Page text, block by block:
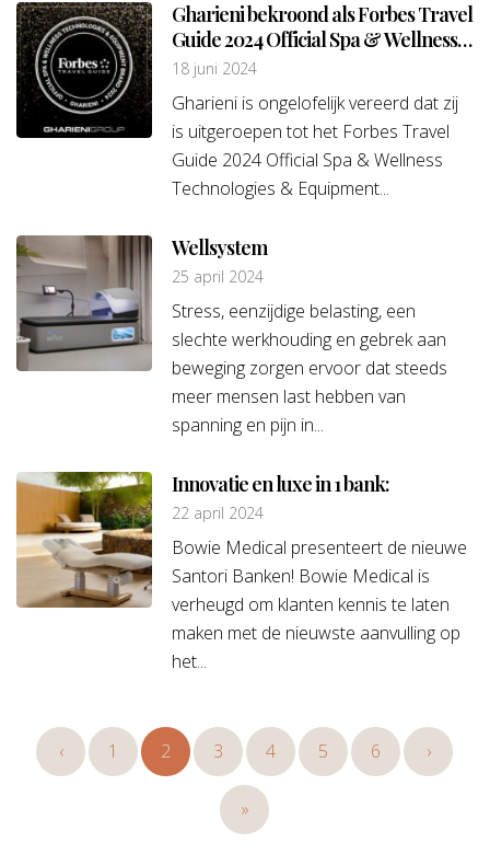
Gharieni bekroond als Forbes Travel
Guide 2024 Official Spa & Wellness
Technologies & Equipment Brand!
18 juni 2024
Gharieni is ongelofelijk vereerd dat zij
is uitgeroepen tot het Forbes Travel
Guide 2024 Official Spa & Wellness
Technologies & Equipment...
Wellsystem
25 april 2024
Stress, eenzijdige belasting, een
slechte werkhouding en gebrek aan
beweging zorgen ervoor dat steeds
meer mensen last hebben van
spanning en pijn in...
Innovatie en luxe in 1 bank:
22 april 2024
Bowie Medical presenteert de nieuwe
Santori Banken! Bowie Medical is
verheugd om klanten kennis te laten
maken met de nieuwste aanvulling op
het...
‹ 1 2 3 4 5 6 ›
»